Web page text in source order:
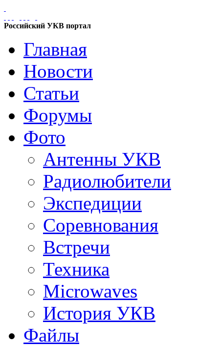
Российский УКВ портал
Главная
Новости
Статьи
Форумы
Фото
Антенны УКВ
Радиолюбители
Экспедиции
Соревнования
Встречи
Техника
Microwaves
История УКВ
Файлы